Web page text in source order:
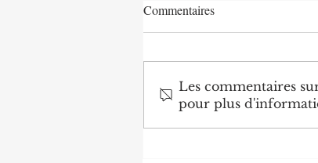
Diplomatie : trois
Commentaires
Les commentaires
pour plus